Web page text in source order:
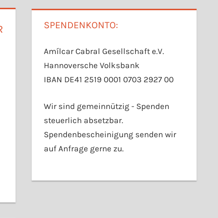
SPENDENKONTO:
Amílcar Cabral Gesellschaft e.V.
Hannoversche Volksbank
IBAN DE41 2519 0001 0703 2927 00
Wir sind gemeinnützig - Spenden
steuerlich absetzbar.
Spendenbescheinigung senden wir
auf Anfrage gerne zu.